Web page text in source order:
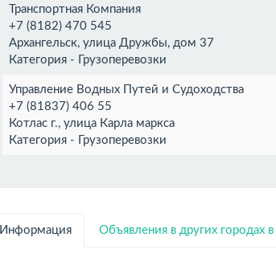
Транспортная Компания
+7 (8182) 470 545
Архангельск, улица Дружбы, дом 37
Категория - Грузоперевозки
Управление Водных Путей и Судоходства
+7 (81837) 406 55
Котлас г., улица Карла маркса
Категория - Грузоперевозки
Информация Объявления в других городах в